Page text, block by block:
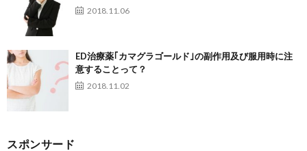
2018.11.06
ED治療薬｢カマグラゴールド｣の副作用及び服用時に注
意することって？
2018.11.02
スポンサード